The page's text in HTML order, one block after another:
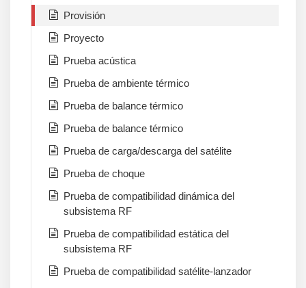
Provisión
Proyecto
Prueba acústica
Prueba de ambiente térmico
Prueba de balance térmico
Prueba de balance térmico
Prueba de carga/descarga del satélite
Prueba de choque
Prueba de compatibilidad dinámica del
subsistema RF
Prueba de compatibilidad estática del
subsistema RF
Prueba de compatibilidad satélite-lanzador